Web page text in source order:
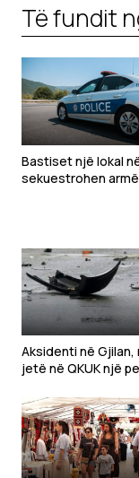
Të fundit
Bastiset një lokal
sekuestrohen
Aksidenti në Gjilan,
jetë në QKUK një